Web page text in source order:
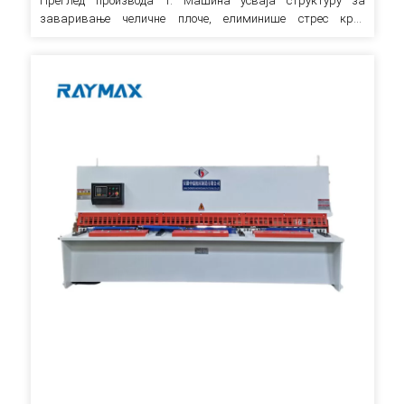
заваривање челичне плоче, елиминише стрес кроз
Хидраулични пренос, акумулаторски цилиндар враћа нож.